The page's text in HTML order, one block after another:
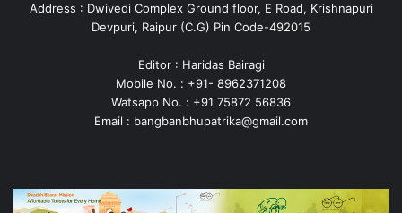
Address : Dwivedi Complex Ground floor, E Road, Krishnapuri
Devpuri, Raipur (C.G) Pin Code-492015
Editor : Haridas Bairagi
Mobile No. : +91- 8962371208
Watsapp No. : +91 75872 56836
Email : bangbanbhupatrika@gmail.com